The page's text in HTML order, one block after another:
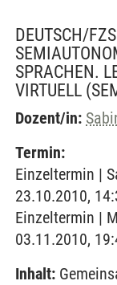
DEUTSCH/
SPRACHEN.
VIRTUELL
Dozent/in:
Termin:
Einzeltermin |
23.10.2010,
Einzeltermin |
03.11.2010,
Inhalt: